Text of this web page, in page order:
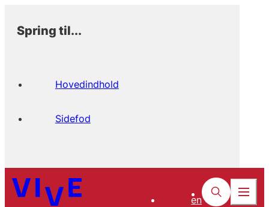
Spring til...
Hovedindhold
Sidefod
en